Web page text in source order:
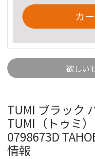
カ
欲しい
TUMI ブラッ
TUMI（トゥミ
0798673D
情報